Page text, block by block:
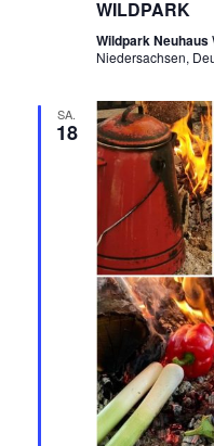
WILDPARK
Wildpark Neuhaus
Niedersachsen,
SA.
18